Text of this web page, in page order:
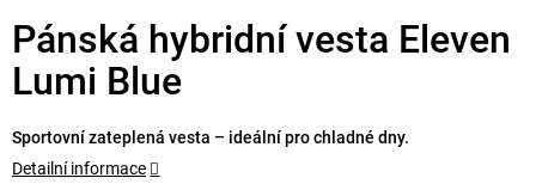
Pánská hybridní vesta Eleven
Lumi Blue
Sportovní zateplená vesta – ideální pro chladné dny.
Detailní informace